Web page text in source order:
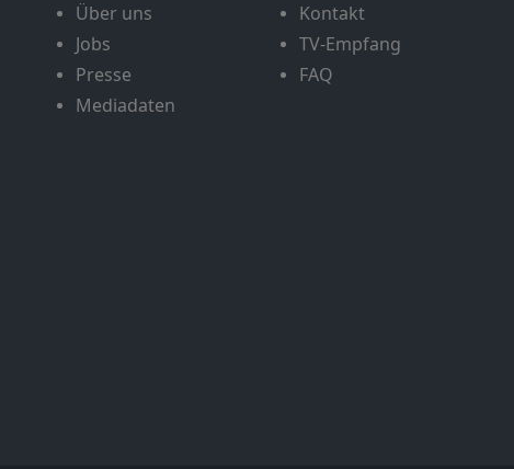
Über uns
Jobs
Presse
Mediadaten
Kontakt
TV-Empfang
FAQ